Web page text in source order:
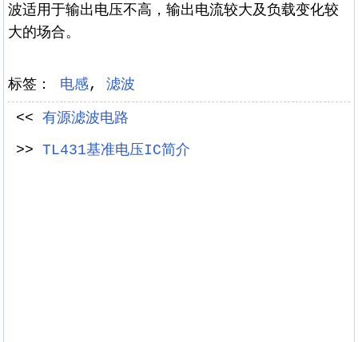
波适用于输出电压不高，输出电流较大及负载变化较
大的场合。
标签： 电感, 滤波
<< 有源滤波电路
>> TL431基准电压IC简介